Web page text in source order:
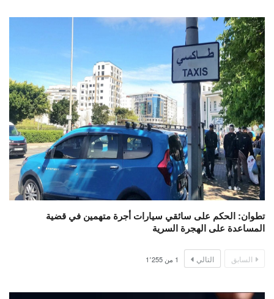
تطوان: الحكم على سائقي سيارات أجرة متهمين في قضية
المساعدة على الهجرة السرية
السابق التالي 1 من 1٬255